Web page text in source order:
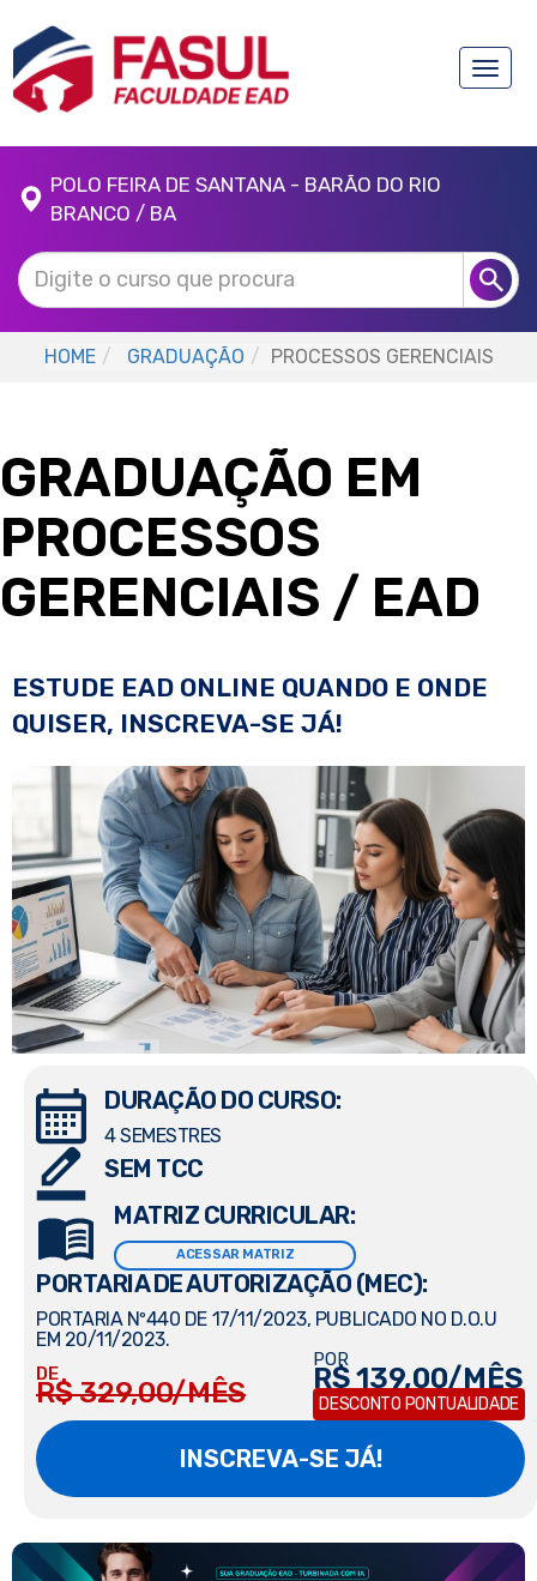
Toggle
POLO FEIRA DE SANTANA - BARÃO DO RIO
BRANCO / BA
HOME GRADUAÇÃO PROCESSOS GERENCIAIS
GRADUAÇÃO EM
PROCESSOS
GERENCIAIS / EAD
ESTUDE EAD ONLINE QUANDO E ONDE
QUISER, INSCREVA-SE JÁ!
DURAÇÃO DO CURSO:
4 SEMESTRES
SEM TCC
MATRIZ CURRICULAR:
ACESSAR MATRIZ
PORTARIA DE AUTORIZAÇÃO (MEC):
PORTARIA Nº440 DE 17/11/2023, PUBLICADO NO D.O.U
EM 20/11/2023.
DE
R$ 329,00/MÊS
POR
R$ 139,00/MÊS
DESCONTO PONTUALIDADE
INSCREVA-SE JÁ!